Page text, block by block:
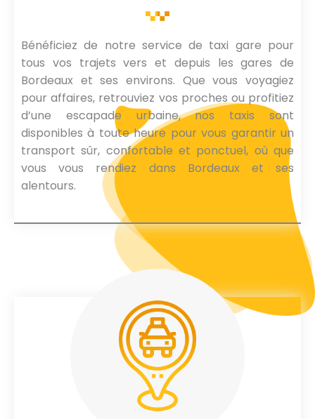
Bénéficiez de notre service de taxi gare pour
tous vos trajets vers et depuis les gares de
Bordeaux et ses environs. Que vous voyagiez
pour affaires, retrouviez vos proches ou profitiez
d’une escapade urbaine, nos taxis sont
disponibles à toute heure pour vous garantir un
transport sûr, confortable et ponctuel, où que
vous vous rendiez dans Bordeaux et ses
alentours.